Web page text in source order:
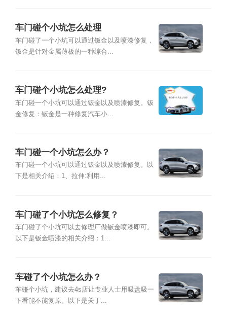
车门碰个小坑怎么处理
车门碰了一个小坑可以通过钣金以及喷漆修复，
钣金是针对金属薄板的一种综合...
车门碰个小坑怎么处理?
车门碰一个小坑可以通过钣金以及喷漆修复。钣
金修复：钣金是一种修复汽车小...
车门碰一个小坑怎么办？
车门碰一个小坑可以通过钣金以及喷漆修复。以
下是相关介绍：1、拉伸:利用...
车门碰了个小坑怎么修复？
车门碰了个小坑可以去修理厂做钣金喷漆即可。
以下是钣金喷漆的相关介绍：1...
车碰了个小坑怎么办？
车碰个小坑，建议去4s店让专业人士用吸盘吸一
下看能不能复原。以下是关于...